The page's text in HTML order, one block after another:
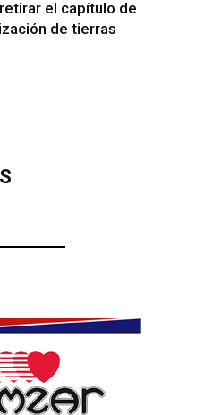
el capítulo de
de tierras